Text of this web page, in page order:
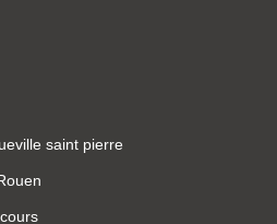
saint pierre